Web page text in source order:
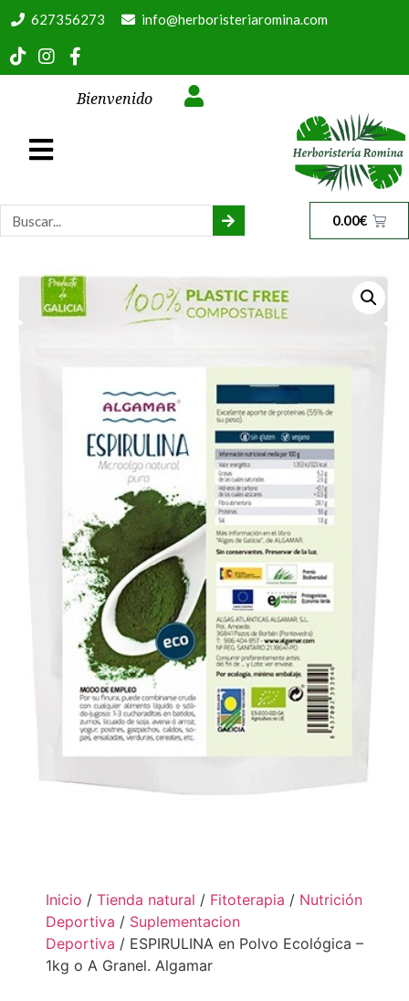
627356273 info@herboristeriaromina.com
Bienvenido
0.00€
Inicio / Tienda natural / Fitoterapia / Nutrición
Deportiva / Suplementacion
Deportiva / ESPIRULINA en Polvo Ecológica –
1kg o A Granel. Algamar